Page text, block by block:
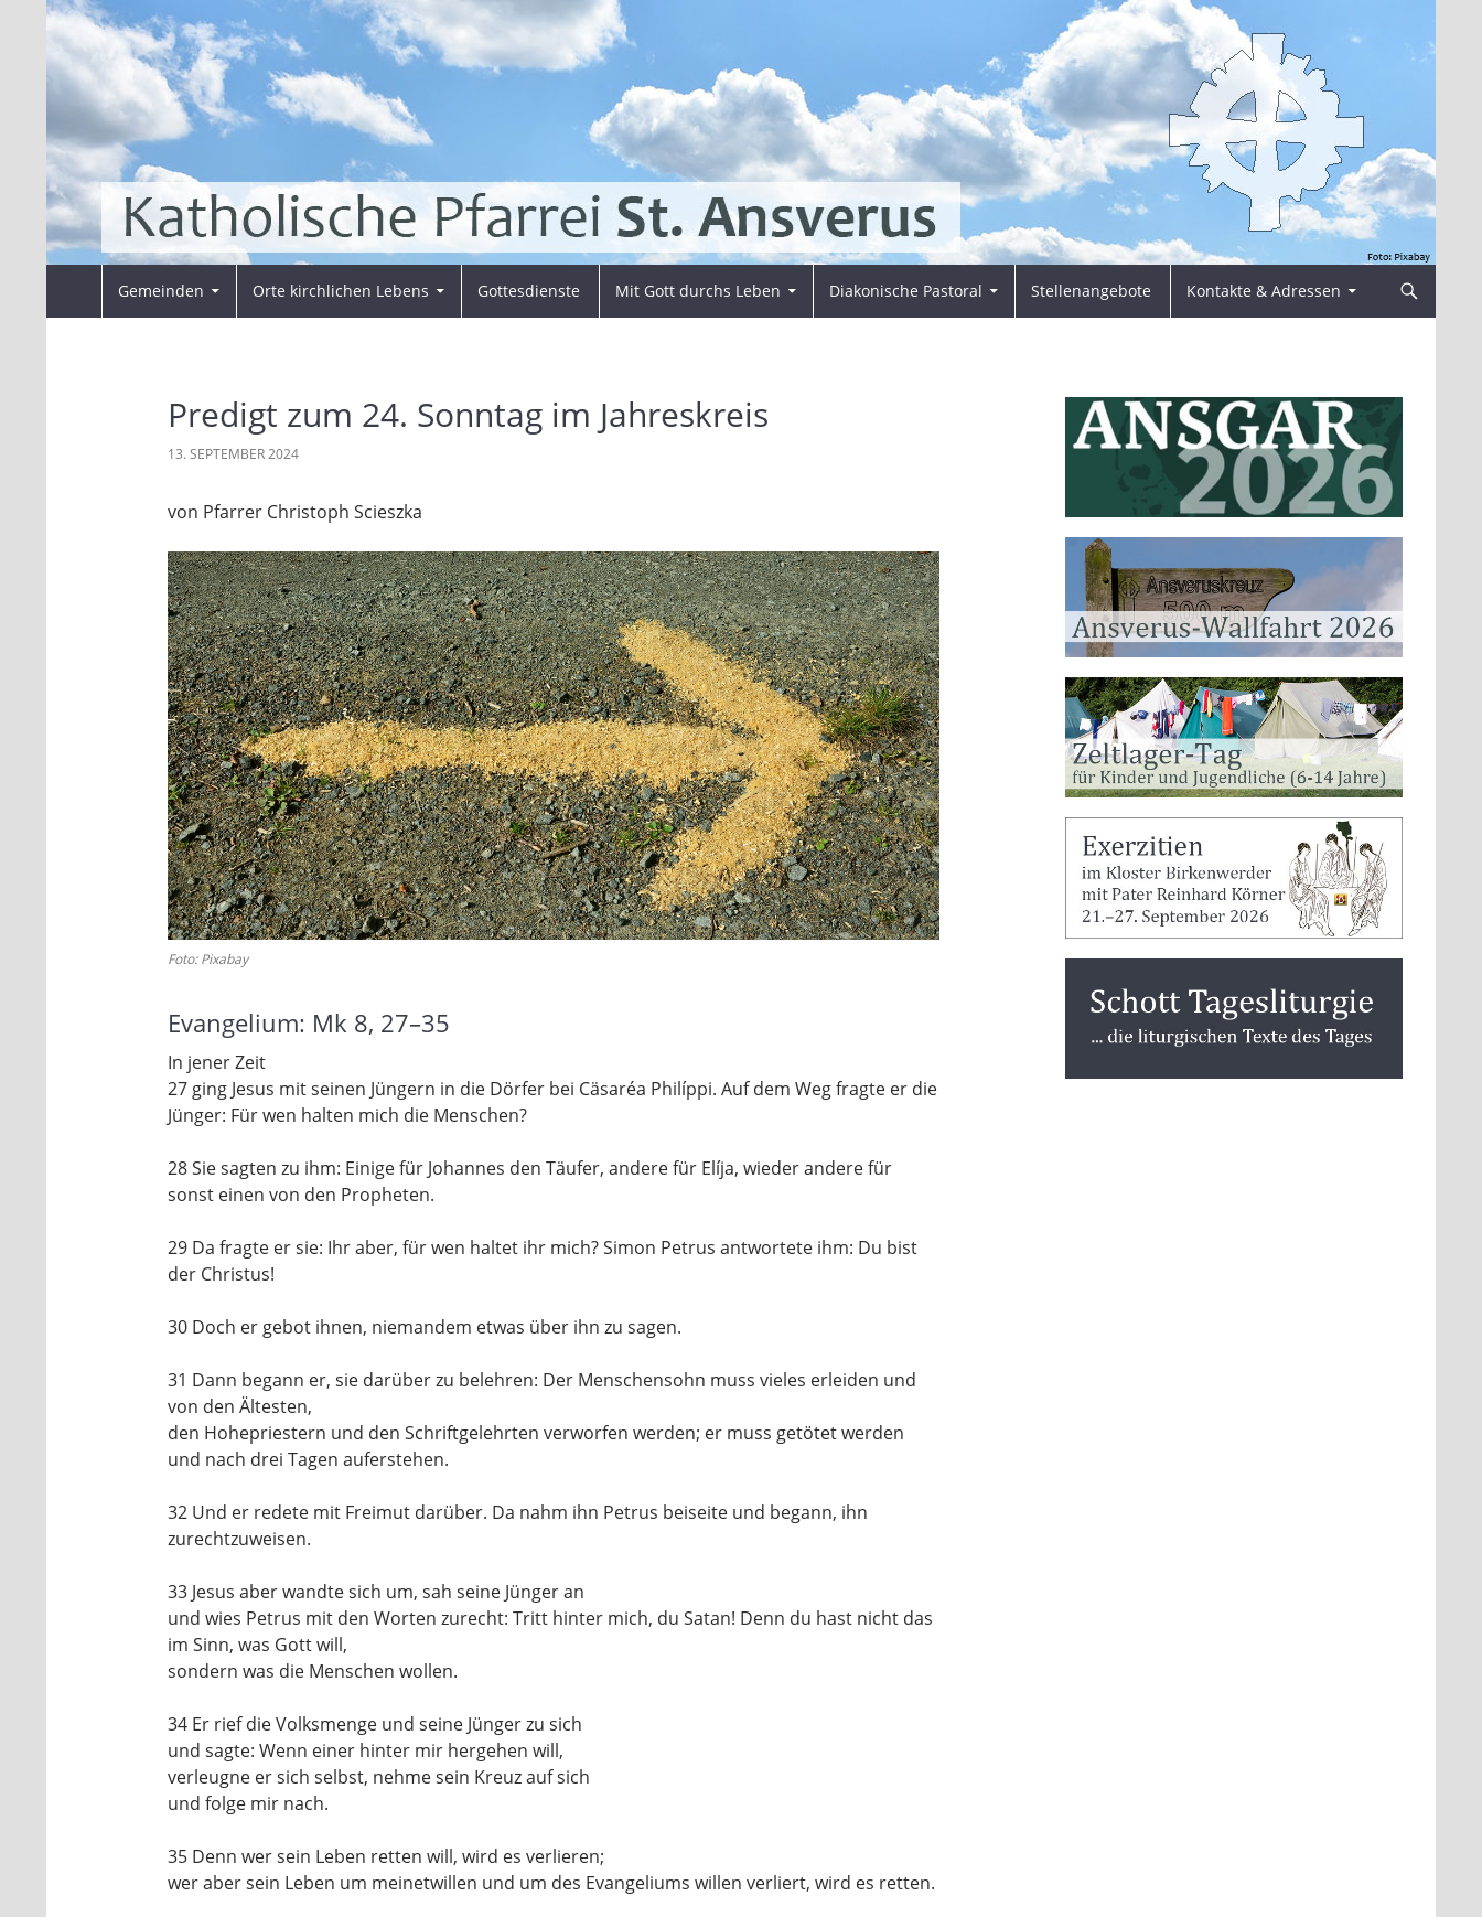
springen
Pfarrei Sankt Ansverus
Gemeinden Orte kirchlichen Lebens Gottesdienste Mit Gott durchs Leben Diakonische Pastoral Stellenangebote Kontakte & Adressen
Predigt zum 24. Sonntag im Jahreskreis
13. SEPTEMBER 2024
von Pfarrer Christoph Scieszka
Foto: Pixabay
Evangelium: Mk 8, 27–35
In jener Zeit
27 ging Jesus mit seinen Jüngern in die Dörfer bei Cäsaréa Philíppi. Auf dem Weg fragte er die
Jünger: Für wen halten mich die Menschen?
28Sie sagten zu ihm: Einige für Johannes den Täufer, andere für Elíja, wieder andere für
sonst einen von den Propheten.
29 Da fragte er sie: Ihr aber, für wen haltet ihr mich? Simon Petrus antwortete ihm: Du bist
der Christus!
30 Doch er gebot ihnen, niemandem etwas über ihn zu sagen.
31 Dann begann er, sie darüber zu belehren: Der Menschensohn muss vieles erleiden und
von den Ältesten,
den Hohepriestern und den Schriftgelehrten verworfen werden; er muss getötet werden
und nach drei Tagen auferstehen.
32 Und er redete mit Freimut darüber. Da nahm ihn Petrus beiseite und begann, ihn
zurechtzuweisen.
33 Jesus aber wandte sich um, sah seine Jünger an
und wies Petrus mit den Worten zurecht: Tritt hinter mich, du Satan! Denn du hast nicht das
im Sinn, was Gott will,
sondern was die Menschen wollen.
34 Er rief die Volksmenge und seine Jünger zu sich
und sagte: Wenn einer hinter mir hergehen will,
verleugne er sich selbst, nehme sein Kreuz auf sich
und folge mir nach.
35 Denn wer sein Leben retten will, wird es verlieren;
wer aber sein Leben um meinetwillen und um des Evangeliums willen verliert, wird es retten.